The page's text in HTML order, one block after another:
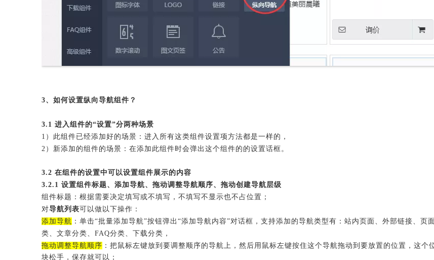
3、如何设置纵向导航组件？
3.1 进入组件的“设置”分两种场景
1）此组件已经添加好的场景：进入所有这类组件设置项方法都是一样的，
2）新添加的组件的场景：在添加此组件时会弹出这个组件的的设置话框。
3.2 在组件的设置中可以设置组件展示的内容
3.2.1 设置组件标题、添加导航、拖动调整导航顺序、拖动创建导航层级
组件标题 ：根据需要决定填写或不填写，不填写不显示也不占位置；
对导航列表可以做以下操作 ：
添加导航 ：单击“批量添加导航”按钮弹出“添加导航内容”对话框， 支持添加的导航类型有：站内页面、外部链接、页
类、文章分类、FAQ分类、下载分类，
拖动调整导航顺序 ： 把鼠标左键放到要调整顺序的导航上，然后用鼠标左键按住这个导航拖动到要放置的位置，这个
块松手，保存就可以；